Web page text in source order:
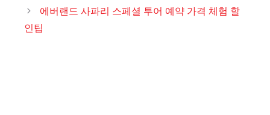
에버랜드 사파리 스페셜 투어 예약 가격 체험 할
인팁